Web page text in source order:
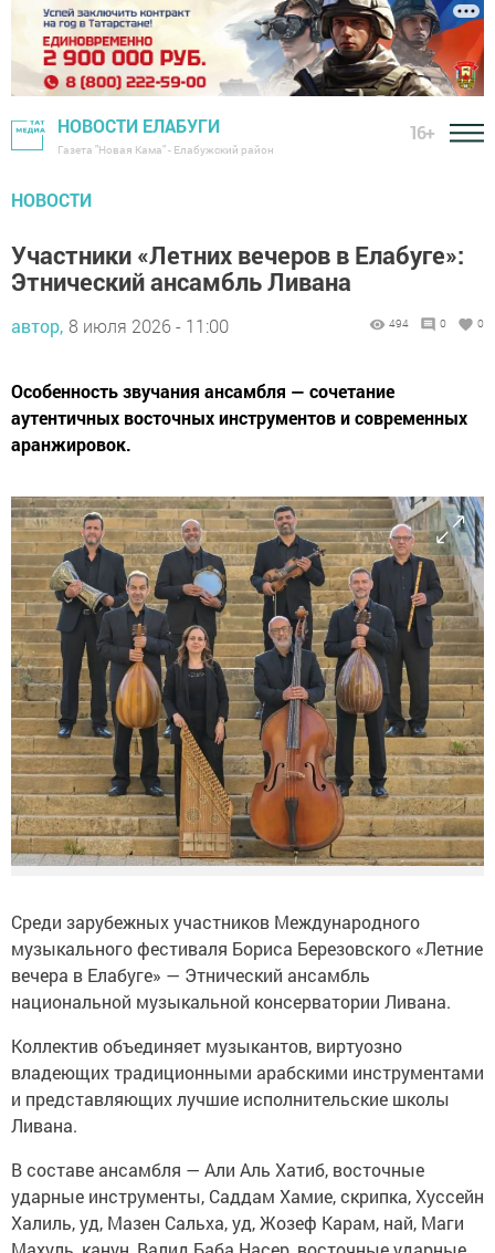
НОВОСТИ ЕЛАБУГИ
Газета "Новая Кама" - Елабужский район
16+
НОВОСТИ
Участники «Летних вечеров в Елабуге»:
Этнический ансамбль Ливана
автор, 8 июля 2026 - 11:00 494 0 0
Особенность звучания ансамбля — сочетание
аутентичных восточных инструментов и современных
аранжировок.
Среди зарубежных участников Международного
музыкального фестиваля Бориса Березовского «Летние
вечера в Елабуге» — Этнический ансамбль
национальной музыкальной консерватории Ливана.
Коллектив объединяет музыкантов, виртуозно
владеющих традиционными арабскими инструментами
и представляющих лучшие исполнительские школы
Ливана.
В составе ансамбля — Али Аль Хатиб, восточные
ударные инструменты, Саддам Хамие, скрипка, Хуссейн
Халиль, уд, Мазен Сальха, уд, Жозеф Карам, най, Маги